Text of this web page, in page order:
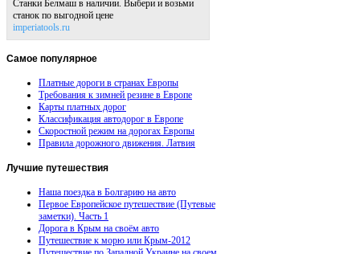
Станки Белмаш в наличии. Выбери и возьми
станок по выгодной цене
imperiatools.ru
Самое популярное
Платные дороги в странах Европы
Требования к зимней резине в Европе
Карты платных дорог
Классификация автодорог в Европе
Скоростной режим на дорогах Европы
Правила дорожного движения. Латвия
Лучшие путешествия
Наша поездка в Болгарию на авто
Первое Европейское путешествие (Путевые
заметки). Часть 1
Дорога в Крым на своём авто
Путешествие к морю или Крым-2012